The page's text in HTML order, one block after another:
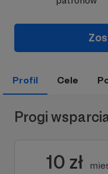
Profil Cele
Progi
10 zł